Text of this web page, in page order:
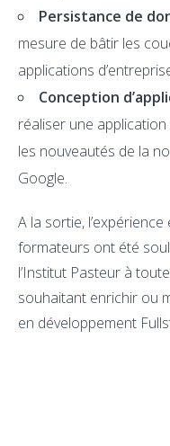
Persistance de
mesure de bâtir les
applications
Conception
réaliser une
les nouveautés de la
Google.
A la sortie,
formateurs ont été
l’Institut Pasteur à
souhaitant enrichir ou
en développement